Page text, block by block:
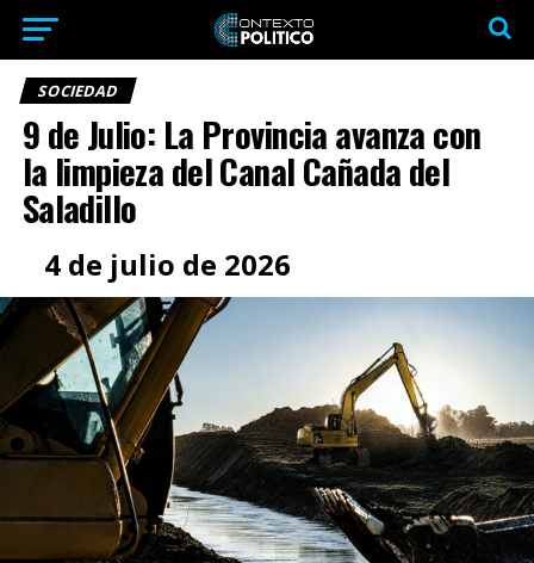
SOCIEDAD
9 de Julio: La Provincia avanza con
la limpieza del Canal Cañada del
Saladillo
4 de julio de 2026